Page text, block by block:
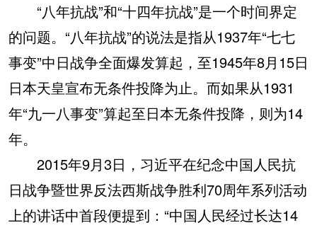
“八年抗战”和“十四年抗战”是一个时间界定
的问题。“八年抗战”的说法是指从1937年“七七
事变”中日战争全面爆发算起，至1945年8月15日
日本天皇宣布无条件投降为止。而如果从1931
年“九一八事变”算起至日本无条件投降，则为14
年。
2015年9月3日，习近平在纪念中国人民抗
日战争暨世界反法西斯战争胜利70周年系列活动
上的讲话中首段便提到：“中国人民经过长达14